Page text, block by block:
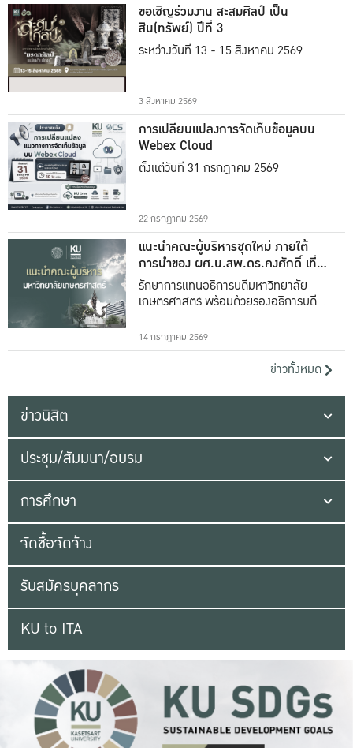
ขอเชิญร่วมงาน สะสมศิลป์ เป็น
สิน(ทรัพย์) ปีที่ 3
ระหว่างวันที่ 13 - 15 สิงหาคม 2569
3 สิงหาคม 2569
การเปลี่ยนแปลงการจัดเก็บข้อมูลบน
Webex Cloud
ตั้งแต่วันที่ 31 กรกฎาคม 2569
22 กรกฎาคม 2569
แนะนำคณะผู้บริหารชุดใหม่ ภายใต้
การนำของ ผศ.น.สพ.ดร.คงศักดิ์ เที่ยง
ธรรม
รักษาการแทนอธิการบดีมหาวิทยาลัย
เกษตรศาสตร์ พร้อมด้วยรองอธิการบดีทั้ง
14 กรกฎาคม 2569
ข่าวทั้งหมด
ข่าวนิสิต
ประชุม/สัมมนา/อบรม
การศึกษา
จัดซื้อจัดจ้าง
รับสมัครบุคลากร
KU to ITA